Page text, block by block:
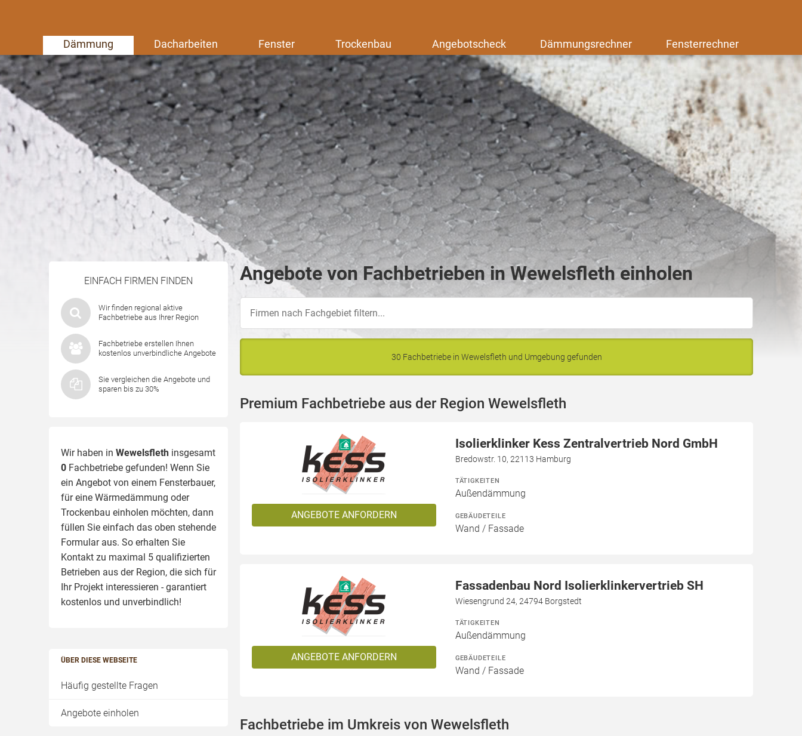
Dämmung Dacharbeiten Fenster Trockenbau Angebotscheck Dämmungsrechner Fensterrechner
EINFACH FIRMEN FINDEN
Wir finden regional aktive
Fachbetriebe aus Ihrer Region
Fachbetriebe erstellen Ihnen
kostenlos unverbindliche Angebote
Sie vergleichen die Angebote und
sparen bis zu 30%
Wir haben in Wewelsfleth insgesamt
0 Fachbetriebe gefunden! Wenn Sie
ein Angebot von einem Fensterbauer,
für eine Wärmedämmung oder
Trockenbau einholen möchten, dann
füllen Sie einfach das oben stehende
Formular aus. So erhalten Sie
Kontakt zu maximal 5 qualifizierten
Betrieben aus der Region, die sich für
Ihr Projekt interessieren - garantiert
kostenlos und unverbindlich!
ÜBER DIESE WEBSEITE
Häufig gestellte Fragen
Angebote einholen
Angebote von Fachbetrieben in Wewelsfleth einholen
30 Fachbetriebe in Wewelsfleth und Umgebung gefunden
Premium Fachbetriebe aus der Region Wewelsfleth
ANGEBOTE ANFORDERN
Isolierklinker Kess Zentralvertrieb Nord GmbH
Bredowstr. 10, 22113 Hamburg
TÄTIGKEITEN
Außendämmung
GEBÄUDETEILE
Wand / Fassade
ANGEBOTE ANFORDERN
Fassadenbau Nord Isolierklinkervertrieb SH
Wiesengrund 24, 24794 Borgstedt
TÄTIGKEITEN
Außendämmung
GEBÄUDETEILE
Wand / Fassade
Fachbetriebe im Umkreis von Wewelsfleth